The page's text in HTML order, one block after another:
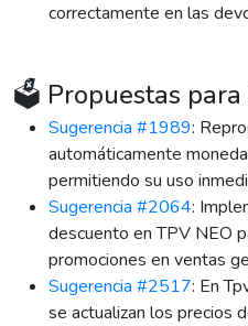
correctamente en las
🗳️ Propuestas para
Sugerencia #1989:
automáticamente
permitiendo su uso
Sugerencia #2064:
descuento en TPV NEO
promociones en ventas
Sugerencia #2517: En
se actualizan los precios